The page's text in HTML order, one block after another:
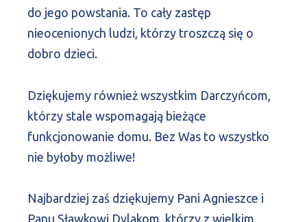
do jego powstania. To cały zastęp
nieocenionych ludzi, którzy troszczą się o
dobro dzieci.
Dziękujemy również wszystkim Darczyńcom,
którzy stale wspomagają bieżące
funkcjonowanie domu. Bez Was to wszystko
nie byłoby możliwe!
Najbardziej zaś dziękujemy Pani Agnieszce i
Panu Sławkowi Dylakom, którzy z wielkim